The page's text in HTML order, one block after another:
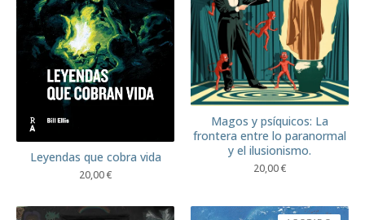
Leyendas que cobra vida
20,00€
Magos y psíquicos: La
frontera entre lo paranormal
y el ilusionismo.
20,00€